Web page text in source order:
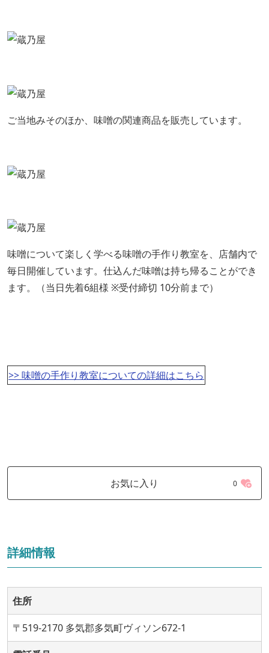
ご当地みそのほか、味噌の関連商品を販売しています。
味噌について楽しく学べる味噌の手作り教室を、店舗内で
毎日開催しています。仕込んだ味噌は持ち帰ることができ
ます。
（当日先着6組様 ※受付締切 10分前まで）
>> 味噌の手作り教室についての詳細はこちら
お気に入り 0
詳細情報
住所
〒519-2170 多気郡多気町ヴィソン672-1